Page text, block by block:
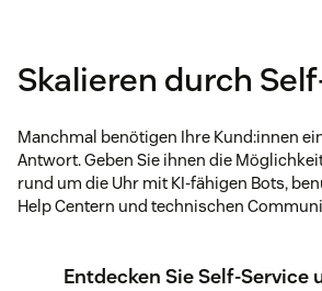
Skalieren durch
Manchmal benötigen Ihre Kund:innen
Antwort. Geben Sie ihnen die
rund um die Uhr mit KI-fähigen Bots,
Help Centern und technischen
Entdecken Sie Self-Service